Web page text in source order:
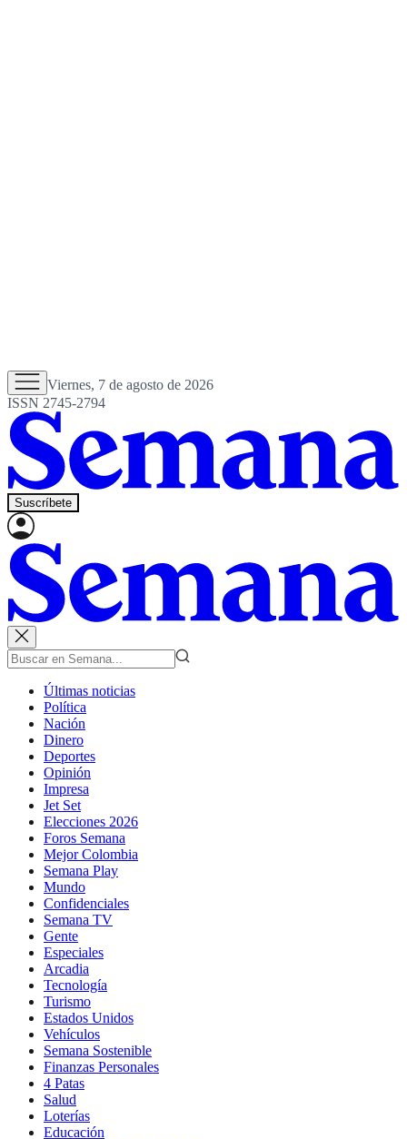
Viernes, 7 de agosto de 2026
ISSN 2745-2794
Suscríbete
Últimas noticias
Política
Nación
Dinero
Deportes
Opinión
Impresa
Jet Set
Elecciones 2026
Foros Semana
Mejor Colombia
Semana Play
Mundo
Confidenciales
Semana TV
Gente
Especiales
Arcadia
Tecnología
Turismo
Estados Unidos
Vehículos
Semana Sostenible
Finanzas Personales
4 Patas
Salud
Loterías
Educación